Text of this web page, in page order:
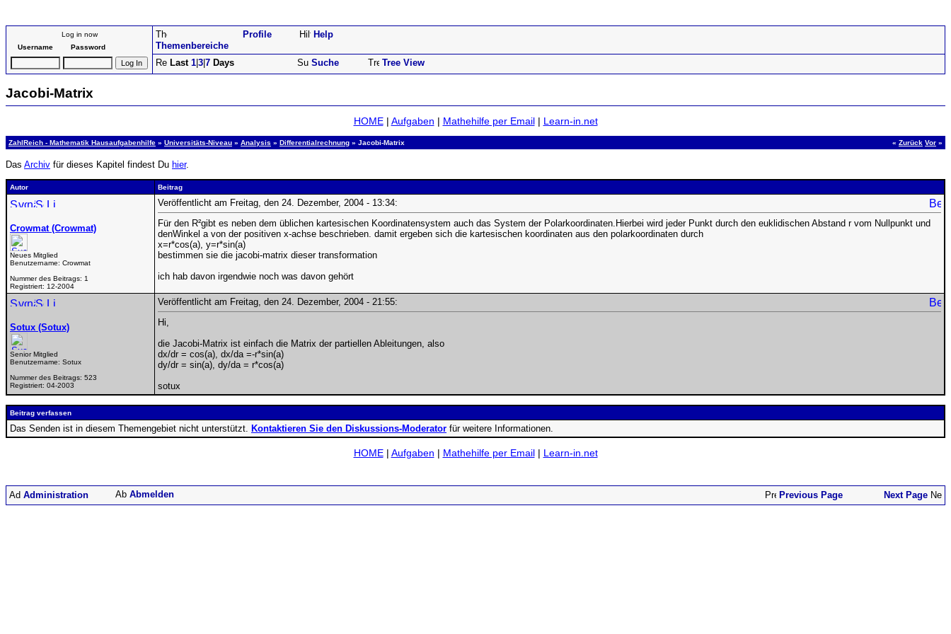
Log in now
Username
Password Themenbereiche
Profile Help
Last 1 3 7 Days Suche Tree View
Jacobi-Matrix
HOME| Aufgaben | Mathehilfe per Email| Learn-in.net
ZahlReich - Mathematik Hausaufgabenhilfe » Universitäts-Niveau » Analysis » Differentialrechnung » Jacobi-Matrix « Zurück Vor »
Das Archiv für dieses Kapitel findest Du hier.
Autor Beitrag
Crowmat (Crowmat)
Neues Mitglied
Benutzername: Crowmat
Nummer des Beitrags: 1
Registriert: 12-2004
Veröffentlicht am Freitag, den 24. Dezember, 2004 - 13:34:
Für den R²gibt es neben dem üblichen kartesischen Koordinatensystem auch das System der Polarkoordinaten.Hierbei wird jeder Punkt durch den euklidischen Abstand r vom Nullpunkt und
denWinkel a von der positiven x-achse beschrieben. damit ergeben sich die kartesischen koordinaten aus den polarkoordinaten durch
x=r*cos(a), y=r*sin(a)
bestimmen sie die jacobi-matrix dieser transformation
ich hab davon irgendwie noch was davon gehört
Sotux (Sotux)
Senior Mitglied
Benutzername: Sotux
Nummer des Beitrags: 523
Registriert: 04-2003
Veröffentlicht am Freitag, den 24. Dezember, 2004 - 21:55:
Hi,
die Jacobi-Matrix ist einfach die Matrix der partiellen Ableitungen, also
dx/dr = cos(a), dx/da =-r*sin(a)
dy/dr = sin(a), dy/da = r*cos(a)
sotux
Beitrag verfassen
Das Senden ist in diesem Themengebiet nicht unterstützt. Kontaktieren Sie den Diskussions-Moderator für weitere Informationen.
HOME| Aufgaben | Mathehilfe per Email| Learn-in.net
Administration Abmelden Previous Page Next Page